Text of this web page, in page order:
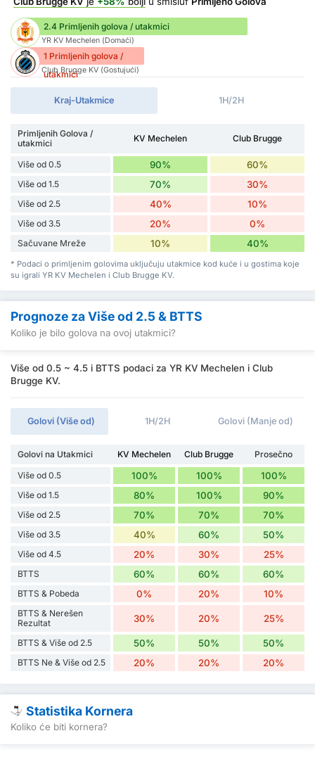
2.4 Primljenih golova / utakmici
YR KV Mechelen (Domaći)
1 Primljenih golova /
utakmici
Club Brugge KV (Gostujući)
Kraj-Utakmice 1H/2H
Primljenih Golova /
utakmici
KV Mechelen Club Brugge
Više od 0.5 90% 60%
Više od 1.5 70% 30%
Više od 2.5 40% 10%
Više od 3.5 20% 0%
Sačuvane Mreže 10% 40%
* Podaci o primljenim golovima uključuju utakmice kod kuće i u gostima koje
su igrali YR KV Mechelen i Club Brugge KV.
Prognoze za Više od 2.5 & BTTS
Koliko je bilo golova na ovoj utakmici?
Više od 0.5 ~ 4.5 i BTTS podaci za YR KV Mechelen i Club
Brugge KV.
Golovi (Više od) 1H/2H Golovi (Manje od)
Golovi na Utakmici KV Mechelen Club Brugge
Prosečno
Više od 0.5
100% 100% 100%
Više od 1.5 80% 100% 90%
Više od 2.5 70% 70% 70%
Više od 3.5 40% 60% 50%
Više od 4.5 20% 30% 25%
BTTS 60% 60% 60%
BTTS & Pobeda 0% 20% 10%
BTTS & Nerešen
Rezultat
30% 20% 25%
BTTS & Više od 2.5 50% 50% 50%
BTTS Ne & Više od 2.5 20% 20% 20%
Statistika Kornera
Koliko će biti kornera?